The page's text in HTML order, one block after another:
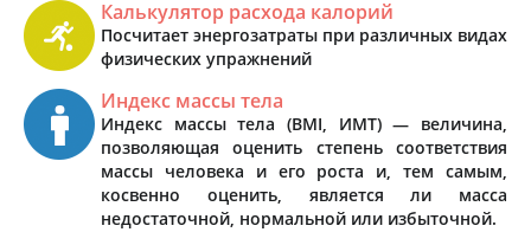
Калькулятор расхода калорий
Посчитает энергозатраты при различных видах
физических упражнений
Индекс массы тела
Индекс массы тела (BMI, ИМТ) — величина,
позволяющая оценить степень соответствия
массы человека и его роста и, тем самым,
косвенно оценить, является ли масса
недостаточной, нормальной или избыточной.